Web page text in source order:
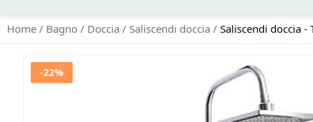
Home Bagno Doccia Saliscendi doccia Saliscendi doccia -
Vai
-22%